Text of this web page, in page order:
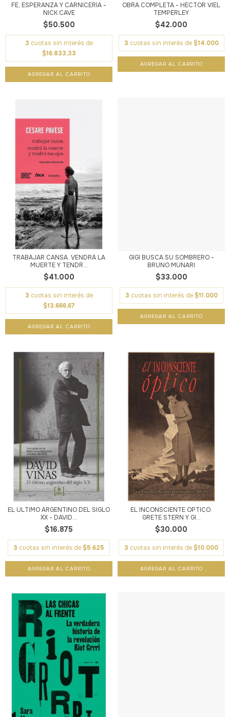
FE, ESPERANZA Y CARNICERÍA -
NICK CAVE
$50.500
3 cuotas sin interés de
$16.833,33
OBRA COMPLETA - HÉCTOR VIEL
TEMPERLEY
$42.000
3 cuotas sin interés de $14.000
TRABAJAR CANSA. VENDRÁ LA
MUERTE Y TENDR...
$41.000
3 cuotas sin interés de
$13.666,67
GIGI BUSCA SU SOMBRERO -
BRUNO MUNARI
$33.000
3 cuotas sin interés de $11.000
EL ÚLTIMO ARGENTINO DEL SIGLO
XX - DAVID...
$16.875
3 cuotas sin interés de $5.625
EL INCONSCIENTE ÓPTICO.
GRETE STERN Y GI...
$30.000
3 cuotas sin interés de $10.000